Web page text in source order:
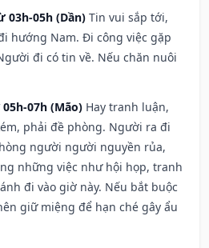
03h-05h (Dần) Tin vui sắp tới,
hướng Nam. Đi công việc gặp
đi có tin về. Nếu chăn nuôi
07h (Mão) Hay tranh luận,
phải đề phòng. Người ra đi
người người nguyền rủa,
những việc như hội họp, tranh
đi vào giờ này. Nếu bắt buộc
giữ miệng để hạn ché gây ẩu